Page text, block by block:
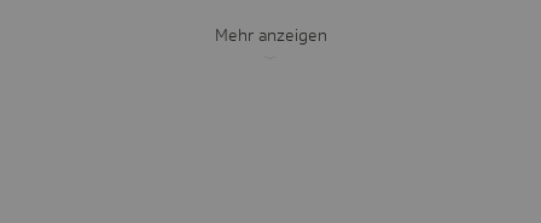
Mehr anzeigen